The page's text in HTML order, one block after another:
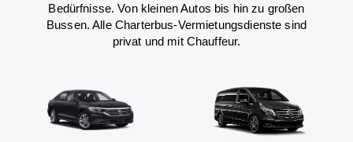
Bedürfnisse. Von kleinen Autos bis hin zu großen
Bussen. Alle Charterbus-Vermietungsdienste sind
privat und mit Chauffeur.